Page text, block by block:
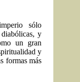
sólo
y
un gran
y
formas más